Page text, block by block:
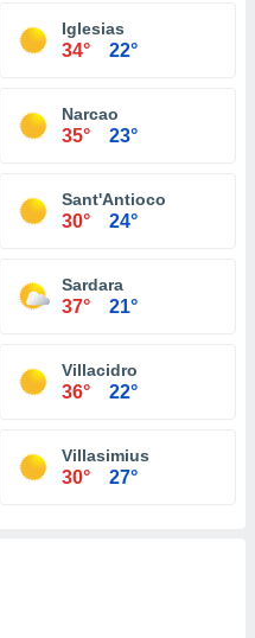
Iglesias
34° 22°
Narcao
35° 23°
Sant'Antioco
30° 24°
Sardara
37° 21°
Villacidro
36° 22°
Villasimius
30° 27°